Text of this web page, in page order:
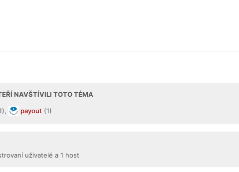
NAVŠTÍVILI TOTO TÉMA
payout (1)
uživatelé a 1 host